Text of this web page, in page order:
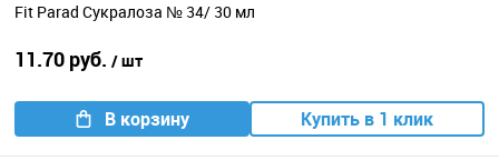
Fit Parad Сукралоза № 34/ 30 мл
11.70 руб. / шт
В корзину Купить в 1 клик